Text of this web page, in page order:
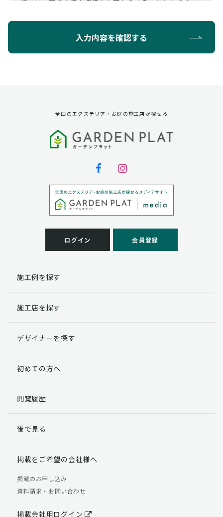
弊社はお客様の個人情報をお預かりすることになります
ように定め、保護に努めております。
第三者への提供
弊社は法律で定められている場合を除いて、お客様の個
個人情報の取扱い業務の委託
弊社は事業運営上、お客様により良いサービスを提供す
るために業務の一部を外部に委託しており、業務委託先
客様には、貴殿の個人情報の利用目的の通知、開示、訂
理・機密保持などによりお客様の個人情報の漏洩防止に
個人情報提出の任意性
す。
らかじめご了承ください。
個人情報の開示請求について
る権利があります。
「個人情報の取り扱いについて」
【お問合せ先】 個人情報問合せ窓口
TEL：03-5411-7891（平日9:00 ～ 18:00）
入力内容を確認する
全国のエクステリア・お庭の施工店が探せる
ログイン 会員登録
施工例を探す
施工店を探す
デザイナーを探す
初めての方へ
閲覧履歴
後で見る
掲載をご希望の会社様へ
掲載のお申し込み
資料請求・お問い合わせ
掲載会社用ログイン